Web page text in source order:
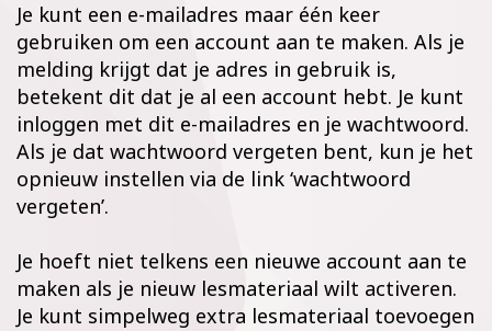
Je kunt een e-mailadres maar één keer
gebruiken om een account aan te maken. Als je
melding krijgt dat je adres in gebruik is,
betekent dit dat je al een account hebt. Je kunt
inloggen met dit e-mailadres en je wachtwoord.
Als je dat wachtwoord vergeten bent, kun je het
opnieuw instellen via de link ‘wachtwoord
vergeten’.
Je hoeft niet telkens een nieuwe account aan te
maken als je nieuw lesmateriaal wilt activeren.
Je kunt simpelweg extra lesmateriaal toevoegen